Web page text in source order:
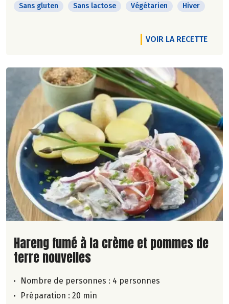
Sans gluten Sans lactose Végétarien Hiver
VOIR LA RECETTE
Lire la suite de la recette
Hareng fumé à la crème et pommes de
terre nouvelles
Nombre de personnes : 4 personnes
Préparation : 20 min